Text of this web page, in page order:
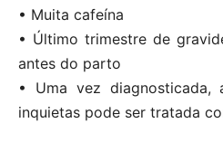
• Muita cafeína
• Último trimestre de
antes do parto
• Uma vez diagnosticada,
inquietas pode ser tratada